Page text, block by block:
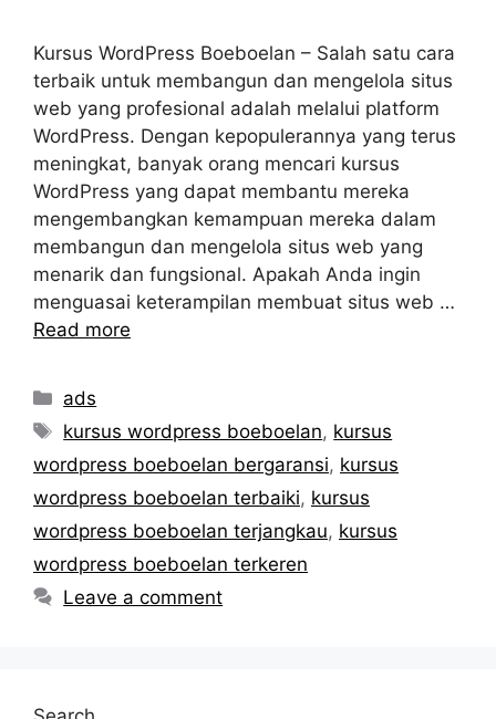
Kursus WordPress Boeboelan – Salah satu cara
terbaik untuk membangun dan mengelola situs
web yang profesional adalah melalui platform
WordPress. Dengan kepopulerannya yang terus
meningkat, banyak orang mencari kursus
WordPress yang dapat membantu mereka
mengembangkan kemampuan mereka dalam
membangun dan mengelola situs web yang
menarik dan fungsional. Apakah Anda ingin
menguasai keterampilan membuat situs web …
Read more
Categories
ads
Tags
kursus wordpress boeboelan, kursus
wordpress boeboelan bergaransi, kursus
wordpress boeboelan terbaiki, kursus
wordpress boeboelan terjangkau, kursus
wordpress boeboelan terkeren
Leave a comment